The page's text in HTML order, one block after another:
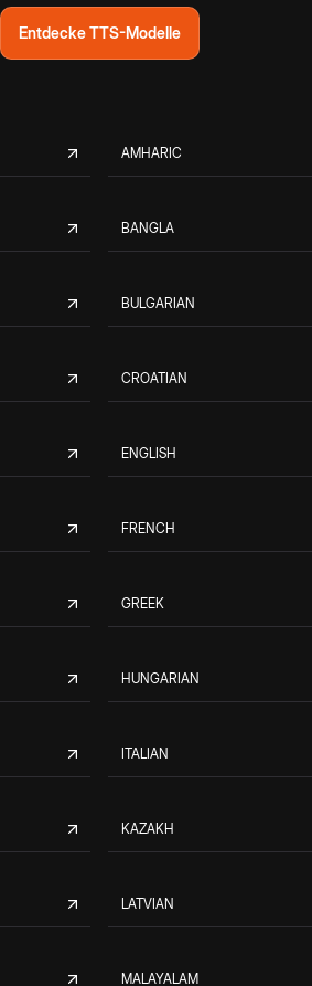
Entdecke TTS-Modelle
AMHARIC
BANGLA
BULGARIAN
CROATIAN
ENGLISH
FRENCH
GREEK
HUNGARIAN
ITALIAN
KAZAKH
LATVIAN
MALAYALAM